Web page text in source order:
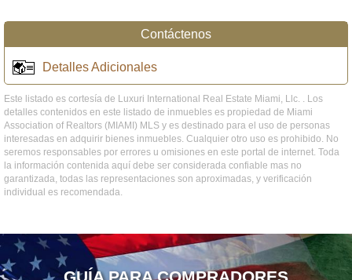
Contáctenos
Detalles Adicionales
Este listado es cortesía de Luxuri International Real Estate Miami, Llc. . Los
detalles contenidos en este listado de inmuebles es propiedad de Miami
Association of Realtors (MIAMI) MLS y es destinado para el uso de personas
interesadas en adquirir bienes inmuebles. Cualquier otro uso es prohibido. No
seremos responsables por errores u omisiones en este portal de internet. Toda
la información contenida aquí debe ser considerada confiable mas no
garantizada, todas las representaciones son aproximadas, y verificación
individual es recomendada.
GUÍA PARA COMPRADORES